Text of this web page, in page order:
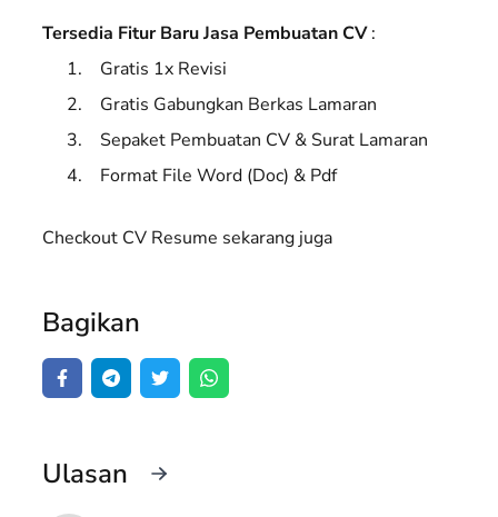
Tersedia Fitur Baru Jasa Pembuatan CV:
Gratis 1x Revisi
Gratis Gabungkan Berkas Lamaran
Sepaket Pembuatan CV & Surat Lamaran
Format File Word (Doc) & Pdf
Checkout CV Resume sekarang juga
Bagikan
Ulasan